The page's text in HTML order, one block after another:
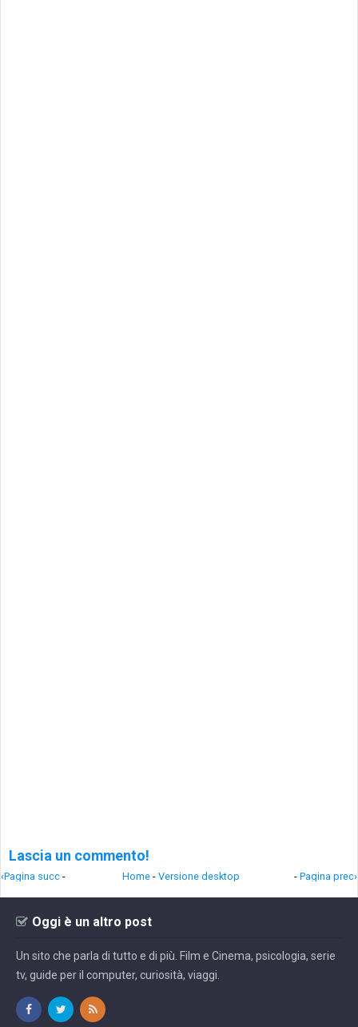
Lascia un commento!
‹Pagina succ - - Pagina prec›
Home - Versione desktop
Oggi è un altro post
Un sito che parla di tutto e di più. Film e Cinema, psicologia, serie
tv, guide per il computer, curiosità, viaggi.